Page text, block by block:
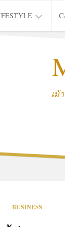
MOVIE
เม้
BUSINESS